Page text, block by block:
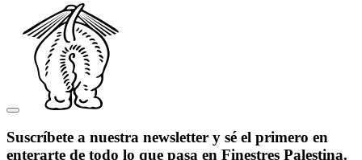
Suscríbete a nuestra newsletter y sé el primero en
enterarte de todo lo que pasa en Finestres Palestina.